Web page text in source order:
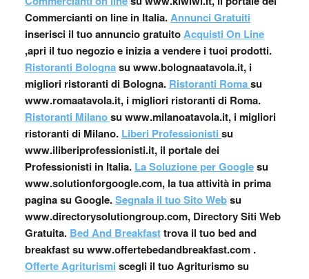
Commercianti on line in Italia.Annunci Gratuiti
inserisci il tuo annuncio gratuitoAcquisti On Line
,apri il tuo negozio e inizia a vendere i tuoi prodotti.
Ristoranti Bolognasu www.bolognaatavola.it, i
migliori ristoranti di Bologna. Ristoranti Romasu
www.romaatavola.it, i migliori ristoranti di Roma.
Ristoranti Milanosu www.milanoatavola.it, i migliori
ristoranti di Milano. Liberi Professionisti su
www.iliberiprofessionisti.it, il portale dei
Professionisti in Italia. La Soluzione per Googlesu
www.solutionforgoogle.com, la tua attività in prima
pagina su Google.Segnala il tuo Sito Websu
www.directorysolutiongroup.com, Directory Siti Web
Gratuita. Bed And Breakfasttrova il tuo bed and
breakfast su www.offertebedandbreakfast.com .
Offerte Agriturismi scegli il tuo Agriturismo su